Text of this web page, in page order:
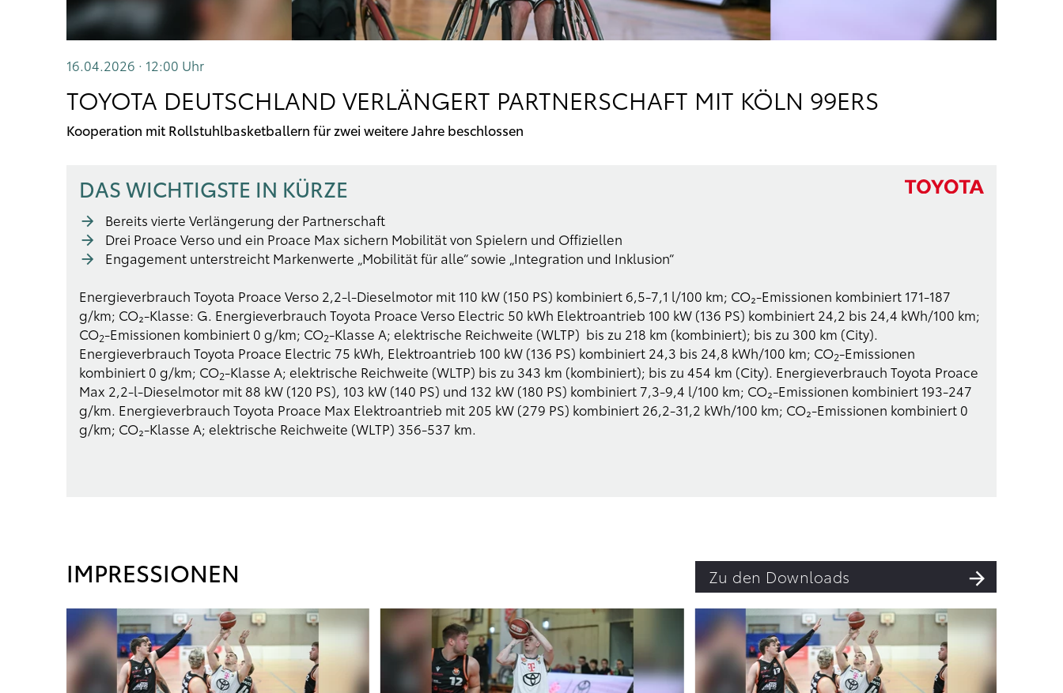
16.04.2026 · 12:00 Uhr
TOYOTA DEUTSCHLAND VERLÄNGERT PARTNERSCHAFT MIT KÖLN 99ERS
Kooperation mit Rollstuhlbasketballern für zwei weitere Jahre beschlossen
DAS WICHTIGSTE IN KÜRZE
Bereits vierte Verlängerung der Partnerschaft
Drei Proace Verso und ein Proace Max sichern Mobilität von Spielern und Offiziellen
Engagement unterstreicht Markenwerte „Mobilität für alle“ sowie „Integration und Inklusion“
Energieverbrauch Toyota Proace Verso 2,2-l-Dieselmotor mit 110 kW (150 PS) kombiniert 6,5-7,1 l/100 km; CO₂-Emissionen kombiniert 171-187
g/km; CO₂-Klasse: G. Energieverbrauch Toyota Proace Verso Electric 50 kWh Elektroantrieb 100 kW (136 PS) kombiniert 24,2 bis 24,4 kWh/100 km;
CO2-Emissionen kombiniert 0 g/km; CO2-Klasse A; elektrische Reichweite (WLTP) bis zu 218 km (kombiniert); bis zu 300 km (City).
Energieverbrauch Toyota Proace Electric 75 kWh, Elektroantrieb 100 kW (136 PS) kombiniert 24,3 bis 24,8 kWh/100 km; CO2-Emissionen
kombiniert 0 g/km; CO2-Klasse A; elektrische Reichweite (WLTP) bis zu 343 km (kombiniert); bis zu 454 km (City). Energieverbrauch Toyota Proace
Max 2,2-l-Dieselmotor mit 88 kW (120 PS), 103 kW (140 PS) und 132 kW (180 PS) kombiniert 7,3-9,4 l/100 km; CO₂-Emissionen kombiniert 193-247
g/km. Energieverbrauch Toyota Proace Max Elektroantrieb mit 205 kW (279 PS) kombiniert 26,2-31,2 kWh/100 km; CO₂-Emissionen kombiniert 0
g/km; CO₂-Klasse A; elektrische Reichweite (WLTP) 356-537 km.
IMPRESSIONEN Zu den Downloads